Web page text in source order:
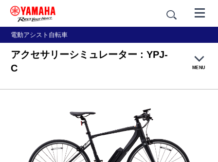
電動アシスト自転車
アクセサリーシミュレーター : YPJ-
C
MENU
仕様・リリース